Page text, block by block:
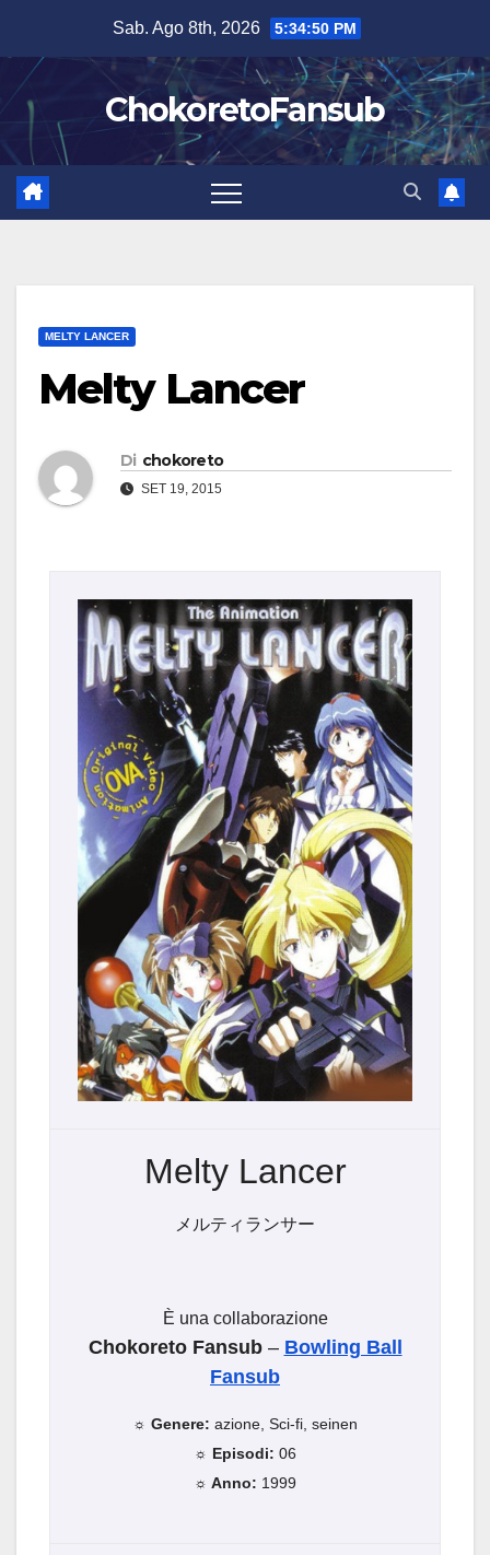
contenuto
Sab. Ago 8th, 2026 5:34:51 PM
ChokoretoFansub
MELTY LANCER
Melty Lancer
Di chokoreto
SET 19, 2015
Melty Lancer
メルティランサー
È una collaborazione
Chokoreto Fansub– Bowling Ball
Fansub
☼ Genere: azione, Sci-fi, seinen
☼ Episodi: 06
☼ Anno: 1999